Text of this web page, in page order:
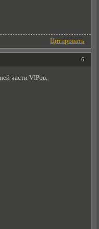
Цитировать
6
части VIPов.